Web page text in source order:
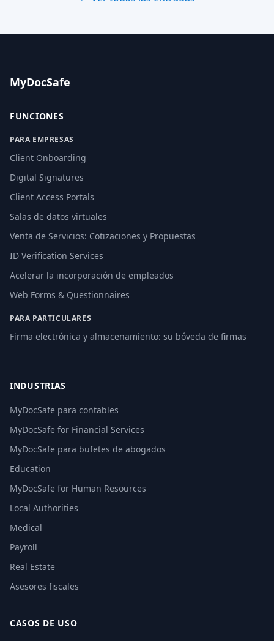
MyDocSafe
FUNCIONES
PARA EMPRESAS
Client Onboarding
Digital Signatures
Client Access Portals
Salas de datos virtuales
Venta de Servicios: Cotizaciones y Propuestas
ID Verification Services
Acelerar la incorporación de empleados
Web Forms & Questionnaires
PARA PARTICULARES
Firma electrónica y almacenamiento: su bóveda de firmas
INDUSTRIAS
MyDocSafe para contables
MyDocSafe for Financial Services
MyDocSafe para bufetes de abogados
Education
MyDocSafe for Human Resources
Local Authorities
Medical
Payroll
Real Estate
Asesores fiscales
CASOS DE USO